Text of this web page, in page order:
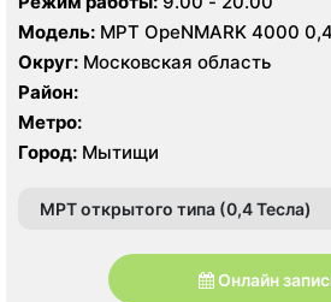
Модель: МРТ OpeNMARK 4000
Округ: Московская область
Район:
Метро:
Город: Мытищи
МРТ открытого типа (0,4 Тесла)
Онлайн